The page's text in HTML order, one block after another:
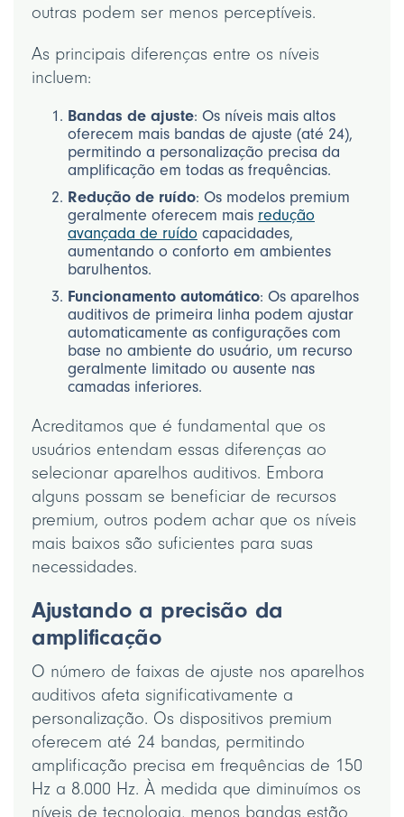
outras podem ser menos perceptíveis.
As principais diferenças entre os níveis
incluem:
Bandas de ajuste: Os níveis mais altos
oferecem mais bandas de ajuste (até 24),
permitindo a personalização precisa da
amplificação em todas as frequências.
Redução de ruído: Os modelos premium
geralmente oferecem mais redução
avançada de ruído capacidades,
aumentando o conforto em ambientes
barulhentos.
Funcionamento automático: Os aparelhos
auditivos de primeira linha podem ajustar
automaticamente as configurações com
base no ambiente do usuário, um recurso
geralmente limitado ou ausente nas
camadas inferiores.
Acreditamos que é fundamental que os
usuários entendam essas diferenças ao
selecionar aparelhos auditivos. Embora
alguns possam se beneficiar de recursos
premium, outros podem achar que os níveis
mais baixos são suficientes para suas
necessidades.
Ajustando a precisão da
amplificação
O número de faixas de ajuste nos aparelhos
auditivos afeta significativamente a
personalização. Os dispositivos premium
oferecem até 24 bandas, permitindo
amplificação precisa em frequências de 150
Hz a 8.000 Hz. À medida que diminuímos os
níveis de tecnologia, menos bandas estão